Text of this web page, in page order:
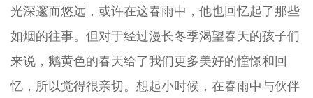
光深邃而悠远，或许在这春雨中，他也回忆起了那些
如烟的往事。但对于经过漫长冬季渴望春天的孩子们
来说，鹅黄色的春天给了我们更多美好的憧憬和回
忆，所以觉得很亲切。想起小时候，在春雨中与伙伴